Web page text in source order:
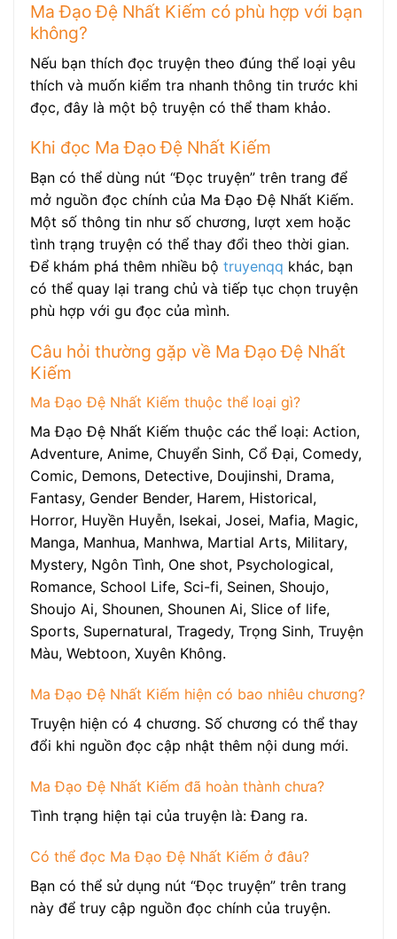
Ma Đạo Đệ Nhất Kiếm có phù hợp với bạn
không?
Nếu bạn thích đọc truyện theo đúng thể loại yêu
thích và muốn kiểm tra nhanh thông tin trước khi
đọc, đây là một bộ truyện có thể tham khảo.
Khi đọc Ma Đạo Đệ Nhất Kiếm
Bạn có thể dùng nút “Đọc truyện” trên trang để
mở nguồn đọc chính của Ma Đạo Đệ Nhất Kiếm.
Một số thông tin như số chương, lượt xem hoặc
tình trạng truyện có thể thay đổi theo thời gian.
Để khám phá thêm nhiều bộ truyenqq khác, bạn
có thể quay lại trang chủ và tiếp tục chọn truyện
phù hợp với gu đọc của mình.
Câu hỏi thường gặp về Ma Đạo Đệ Nhất
Kiếm
Ma Đạo Đệ Nhất Kiếm thuộc thể loại gì?
Ma Đạo Đệ Nhất Kiếm thuộc các thể loại: Action,
Adventure, Anime, Chuyển Sinh, Cổ Đại, Comedy,
Comic, Demons, Detective, Doujinshi, Drama,
Fantasy, Gender Bender, Harem, Historical,
Horror, Huyền Huyễn, Isekai, Josei, Mafia, Magic,
Manga, Manhua, Manhwa, Martial Arts, Military,
Mystery, Ngôn Tình, One shot, Psychological,
Romance, School Life, Sci-fi, Seinen, Shoujo,
Shoujo Ai, Shounen, Shounen Ai, Slice of life,
Sports, Supernatural, Tragedy, Trọng Sinh, Truyện
Màu, Webtoon, Xuyên Không.
Ma Đạo Đệ Nhất Kiếm hiện có bao nhiêu chương?
Truyện hiện có 4 chương. Số chương có thể thay
đổi khi nguồn đọc cập nhật thêm nội dung mới.
Ma Đạo Đệ Nhất Kiếm đã hoàn thành chưa?
Tình trạng hiện tại của truyện là: Đang ra.
Có thể đọc Ma Đạo Đệ Nhất Kiếm ở đâu?
Bạn có thể sử dụng nút “Đọc truyện” trên trang
này để truy cập nguồn đọc chính của truyện.